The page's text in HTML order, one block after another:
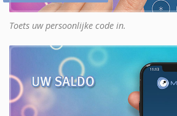
Toets uw persoonlijke code in.